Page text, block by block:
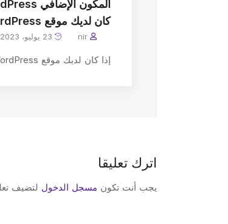
كان لديك موقع WordPress على الويب)
nir
إذا كان لديك موقع WordPress على الويب ، فيمكنك تثبيت المك ..
اترك تعليقا
يجب أنت تكون مسجل الدخول لتضيف